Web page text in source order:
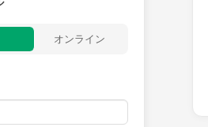
オンライン